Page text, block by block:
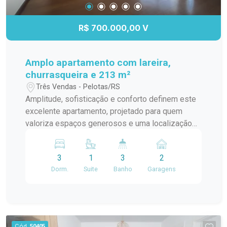
este apartamento no Edifício Residencial
Marechal de Ferro. Uma excelente oportunidade
para morar com conforto, espaço e toda a
conveniência que o Centro de Pelotas oferece.
R$ 700.000,00 V
Amplo apartamento com lareira,
churrasqueira e 213 m²
Três Vendas - Pelotas/RS
Amplitude, sofisticação e conforto definem este
excelente apartamento, projetado para quem
valoriza espaços generosos e uma localização
imóvel oferece uma planta inteligente e
ambientes amplos, perfeitos para proporcionar
bem-estar e qualidade de vida. Localizado a
serviços, comércio e lazer. A área íntima conta
3
Dorm.
1
Suite
3
Banho
2
Garagens